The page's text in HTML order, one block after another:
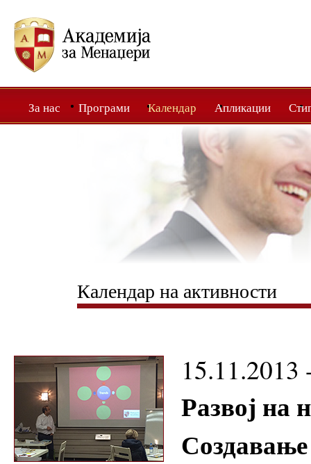
За нас Програми Календар Апликации
Календар на активности
15.11.2013
Развој на